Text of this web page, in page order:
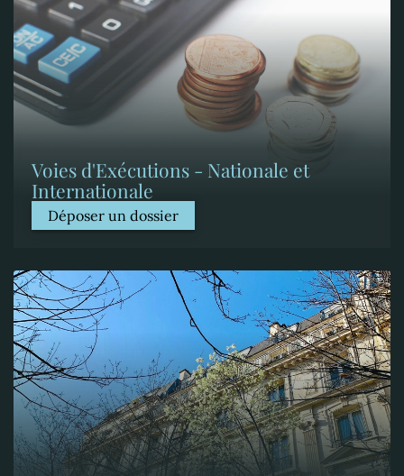
Voies d'Exécutions - Nationale et
Internationale
Déposer un dossier